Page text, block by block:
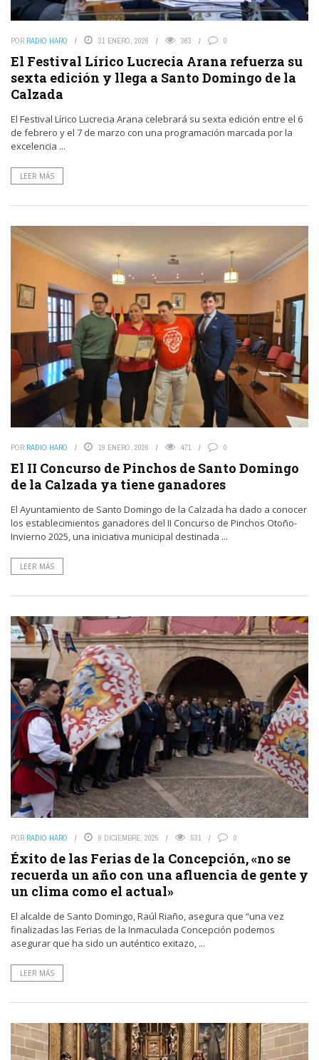
POR RADIO HARO 31 ENERO, 2026 363 0
El Festival Lírico Lucrecia Arana refuerza su
sexta edición y llega a Santo Domingo de la
Calzada
El Festival Lírico Lucrecia Arana celebrará su sexta edición entre el 6
de febrero y el 7 de marzo con una programación marcada por la
excelencia ...
LEER MÁS
POR RADIO HARO 19 ENERO, 2026 471 0
El II Concurso de Pinchos de Santo Domingo
de la Calzada ya tiene ganadores
El Ayuntamiento de Santo Domingo de la Calzada ha dado a conocer
los establecimientos ganadores del II Concurso de Pinchos Otoño-
Invierno 2025, una iniciativa municipal destinada ...
LEER MÁS
POR RADIO HARO 9 DICIEMBRE, 2025 531 0
Éxito de las Ferias de la Concepción, «no se
recuerda un año con una afluencia de gente y
un clima como el actual»
El alcalde de Santo Domingo, Raúl Riaño, asegura que “una vez
finalizadas las Ferias de la Inmaculada Concepción podemos
asegurar que ha sido un auténtico exitazo, ...
LEER MÁS